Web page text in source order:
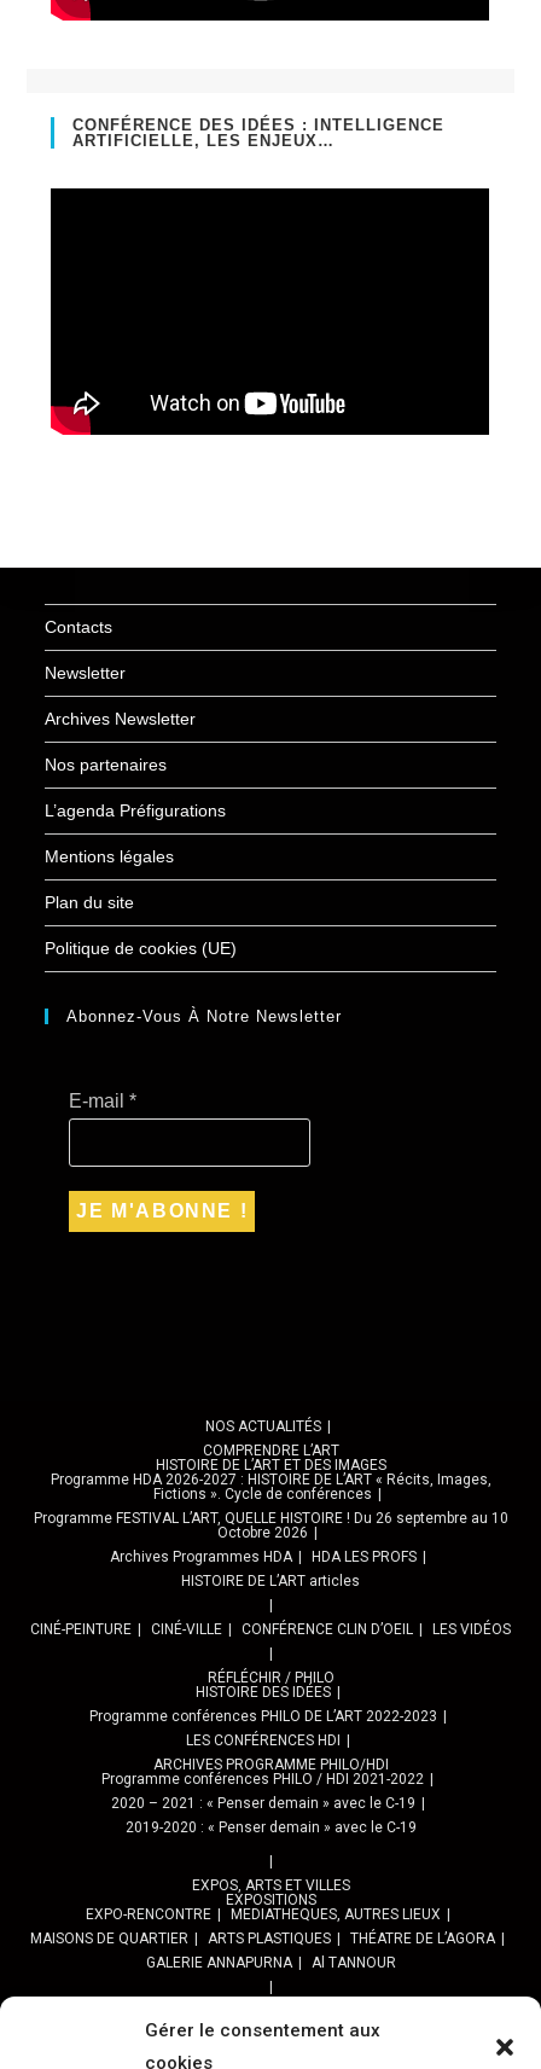
Gérer le consentement aux
cookies
CONFÉRENCE DES IDÉES : INTELLIGENCE
ARTIFICIELLE, LES ENJEUX…
Contacts
Newsletter
Archives Newsletter
Nos partenaires
L’agenda Préfigurations
Mentions légales
Plan du site
Politique de cookies (UE)
Abonnez-Vous À Notre Newsletter
E-mail*
NOS ACTUALITÉS
COMPRENDRE L’ART
HISTOIRE DE L’ART ET DES IMAGES
Programme HDA 2026-2027 : HISTOIRE DE L’ART « Récits, Images,
Fictions ». Cycle de conférences
Programme FESTIVAL L’ART, QUELLE HISTOIRE ! Du 26 septembre au 10
Octobre 2026
Archives Programmes HDA
HDA LES PROFS
HISTOIRE DE L’ART articles
CINÉ-PEINTURE CINÉ-VILLE CONFÉRENCE CLIN D’OEIL LES VIDÉOS
RÉFLÉCHIR / PHILO
HISTOIRE DES IDÉES
Programme conférences PHILO DE L’ART 2022-2023
LES CONFÉRENCES HDI
ARCHIVES PROGRAMME PHILO/HDI
Programme conférences PHILO / HDI 2021-2022
2020 – 2021 : « Penser demain » avec le C-19
2019-2020 : « Penser demain » avec le C-19
EXPOS, ARTS ET VILLES
EXPOSITIONS
EXPO-RENCONTRE
MEDIATHEQUES, AUTRES LIEUX
MAISONS DE QUARTIER
ARTS PLASTIQUES
THÉATRE DE L’AGORA
GALERIE ANNAPURNA
Al TANNOUR
PPROGRAMME DES BALADES URBAINES 2025